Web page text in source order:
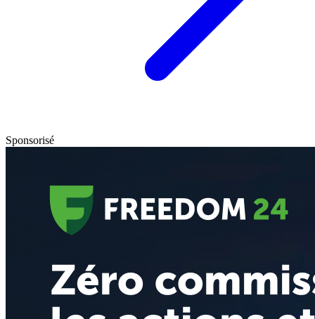
Sponsorisé